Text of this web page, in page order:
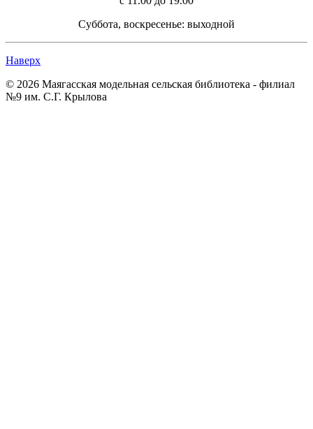
Суббота, воскресенье: выходной
Наверх
© 2026 Маягасская модельная сельская библиотека - филиал
№9 им. С.Г. Крылова